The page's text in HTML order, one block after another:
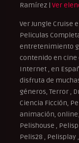
Ramírez | Ver
Ver Jungle Cruise
Peliculas
entretenimiento
contenido en cine
Internet , en
disfruta de
géneros, Terror ,
Ciencia Ficción,
animación,
Pelishouse ,
Pelis28 , Pelisplay